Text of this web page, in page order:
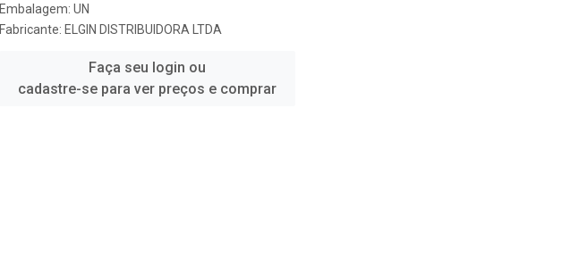
Embalagem: UN
Fabricante: ELGIN DISTRIBUIDORA LTDA
Faça seu login ou
cadastre-se para ver preços e comprar